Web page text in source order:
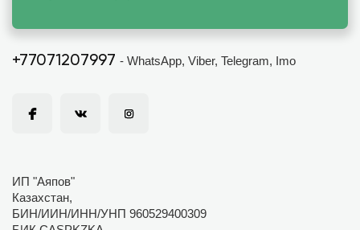
+77071207997 - WhatsApp, Viber, Telegram, Imo
ИП "Аяпов"
Казахстан,
БИН/ИИН/ИНН/УНП 960529400309